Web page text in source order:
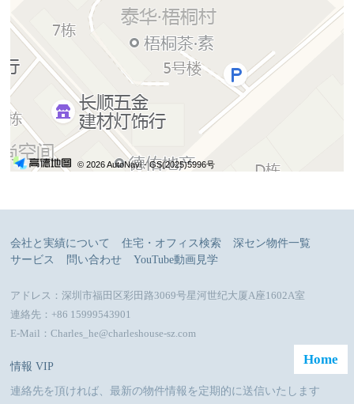
© 2026 AutoNavi- GS(2025)5996号
Home
会社と実績について 住宅・オフィス検索
深セン物件一覧
サービス
問い合わせ YouTube動画見学
アドレス：深圳市福田区彩田路3069号星河世纪大厦A座1602A室
連絡先：+86 15999543901
E-Mail：Charles_he@charleshouse-sz.com
情報 VIP
連絡先を頂ければ、最新の物件情報を定期的に送信いたします